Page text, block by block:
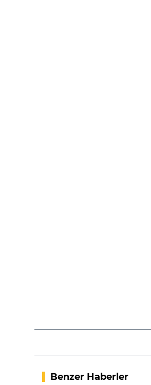
Benzer Haberler